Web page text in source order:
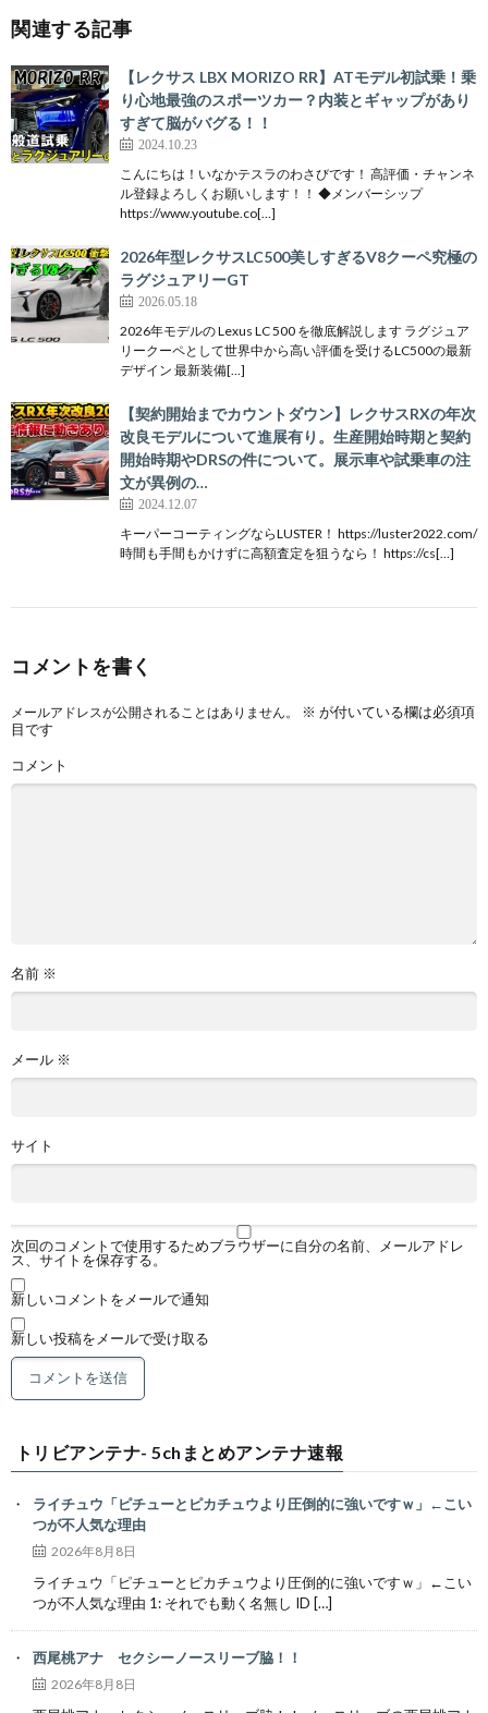
関連する記事
【レクサス LBX MORIZO RR】ATモデル初試乗！乗
り心地最強のスポーツカー？内装とギャップがあり
すぎて脳がバグる！！
2024.10.23
こんにちは！いなかテスラのわさびです！ 高評価・チャンネ
ル登録よろしくお願いします！！ ◆メンバーシップ
https://www.youtube.co[…]
2026年型レクサスLC500美しすぎるV8クーペ究極の
ラグジュアリーGT
2026.05.18
2026年モデルの Lexus LC 500 を徹底解説します ラグジュア
リークーペとして世界中から高い評価を受けるLC500の最新
デザイン 最新装備[…]
【契約開始までカウントダウン】レクサスRXの年次
改良モデルについて進展有り。生産開始時期と契約
開始時期やDRSの件について。展示車や試乗車の注
文が異例の…
2024.12.07
キーパーコーティングならLUSTER！ https://luster2022.com/
時間も手間もかけずに高額査定を狙うなら！ https://cs[…]
コメントを書く
メールアドレスが公開されることはありません。 ※ が付いている欄は必須項
目です
コメント
名前 ※
メール ※
サイト
次回のコメントで使用するためブラウザーに自分の名前、メールアドレ
ス、サイトを保存する。
新しいコメントをメールで通知
新しい投稿をメールで受け取る
トリビアンテナ- 5chまとめアンテナ速報
ライチュウ「ピチューとピカチュウより圧倒的に強いですｗ」←こい
つが不人気な理由
2026年8月8日
ライチュウ「ピチューとピカチュウより圧倒的に強いですｗ」←こい
つが不人気な理由 1: それでも動く名無し ID […]
西尾桃アナ セクシーノースリーブ脇！！
2026年8月8日